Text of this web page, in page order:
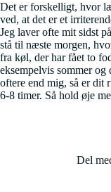
Det er forskelligt, hvor
ved, at det er et
Jeg laver ofte mit sidst
stå til næste morgen,
fra køl, der har fået to
eksempelvis sommer og
oftere end mig, så er dit
6-8 timer. Så hold øje
Del